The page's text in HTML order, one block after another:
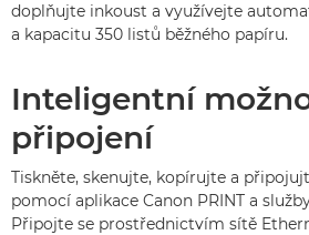
doplňujte inkoust a využívejte
a kapacitu 350 listů běžného papíru.
Inteligentní
připojení
Tiskněte, skenujte, kopírujte a
pomocí aplikace Canon PRINT a
Připojte se prostřednictvím sítě